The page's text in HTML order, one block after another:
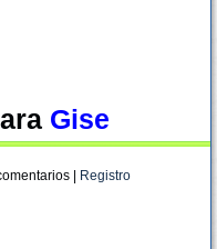
Gise
| Registro